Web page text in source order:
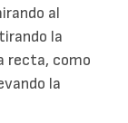
al
la
recta, como
la